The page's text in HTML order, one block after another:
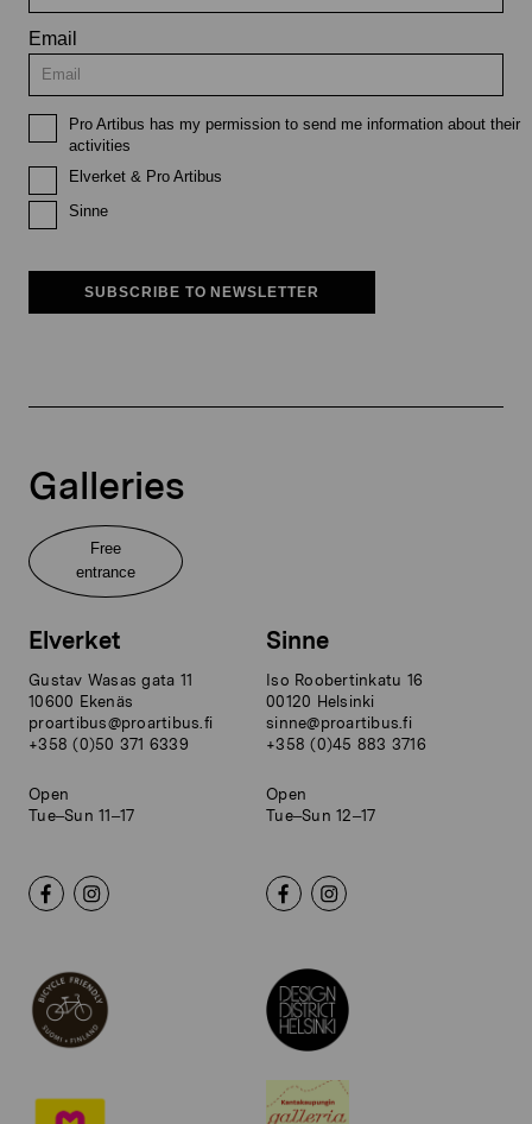
Email
Pro Artibus has my permission to send me information about their
activities
Elverket & Pro Artibus
Sinne
SUBSCRIBE TO NEWSLETTER
Galleries
Free
entrance
Elverket
Gustav Wasas gata 11
10600 Ekenäs
proartibus@proartibus.fi
+358 (0)50 371 6339
Open
Tue–Sun 11–17
Sinne
Iso Roobertinkatu 16
00120 Helsinki
sinne@proartibus.fi
+358 (0)45 883 3716
Open
Tue–Sun 12–17